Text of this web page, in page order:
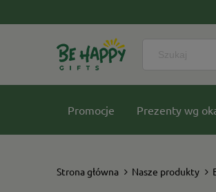
Promocje Prezenty wg
Strona główna Nasze produkty